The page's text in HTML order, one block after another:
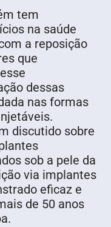
tem
na saúde
a reposição
que
dessas
nas formas
discutido sobre
sob a pele da
via implantes
eficaz e
de 50 anos